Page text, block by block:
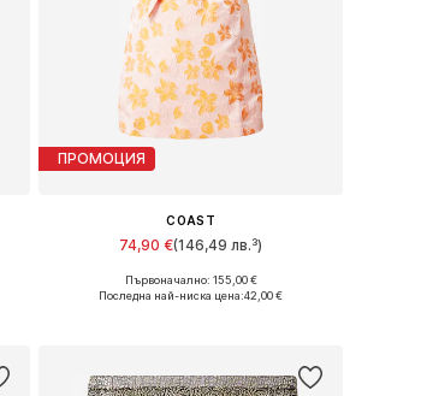
ПРОМОЦИЯ
COAST
74,90 €(146,49 лв.³)
Налични размери: 38, 40, 42, 44, 46
Първоначално: 155,00 €
Последна най-ниска цена:42,00 €